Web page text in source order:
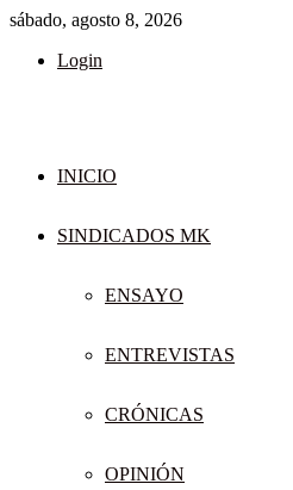
sábado, agosto 8, 2026
Login
INICIO
SINDICADOS MK
ENSAYO
ENTREVISTAS
CRÓNICAS
OPINIÓN